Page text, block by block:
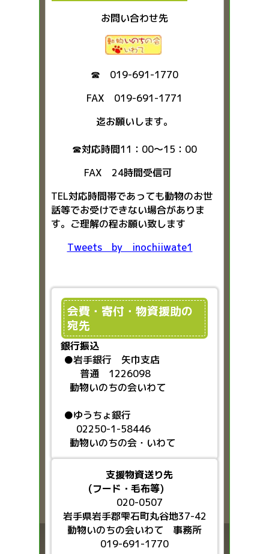
お問い合わせ先
☎ 019-691-1770
FAX 019-691-1771
迄お願いします。
☎対応時間11：00～15：00
FAX 24時間受信可
TEL対応時間帯であっても動物のお世
話等でお受けできない場合がありま
す。ご理解の程お願い致します
Tweets by inochiiwate1
会費・寄付・物資援助の
宛先
銀行振込
●岩手銀行 矢巾支店
普通 1226098
動物いのちの会いわて
●ゆうちょ銀行
02250-1-58446
動物いのちの会・いわて
支援物資送り先
(フード・毛布等)
020-0507
岩手県岩手郡雫石町丸谷地37-42
動物いのちの会いわて 事務所
019-691-1770